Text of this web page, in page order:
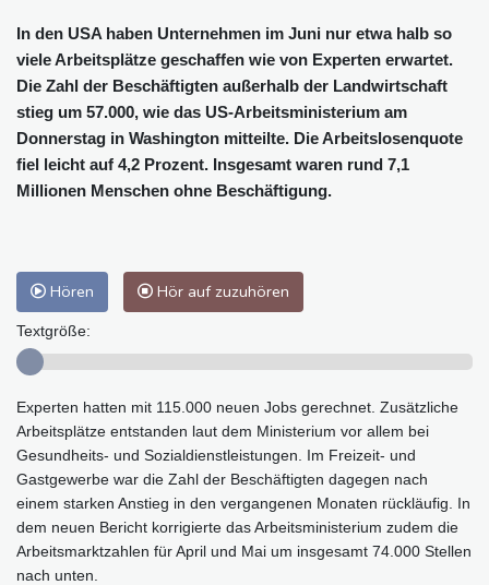
In den USA haben Unternehmen im Juni nur etwa halb so
viele Arbeitsplätze geschaffen wie von Experten erwartet.
Die Zahl der Beschäftigten außerhalb der Landwirtschaft
stieg um 57.000, wie das US-Arbeitsministerium am
Donnerstag in Washington mitteilte. Die Arbeitslosenquote
fiel leicht auf 4,2 Prozent. Insgesamt waren rund 7,1
Millionen Menschen ohne Beschäftigung.
Hören Hör auf zuzuhören
Textgröße:
Experten hatten mit 115.000 neuen Jobs gerechnet. Zusätzliche
Arbeitsplätze entstanden laut dem Ministerium vor allem bei
Gesundheits- und Sozialdienstleistungen. Im Freizeit- und
Gastgewerbe war die Zahl der Beschäftigten dagegen nach
einem starken Anstieg in den vergangenen Monaten rückläufig. In
dem neuen Bericht korrigierte das Arbeitsministerium zudem die
Arbeitsmarktzahlen für April und Mai um insgesamt 74.000 Stellen
nach unten.